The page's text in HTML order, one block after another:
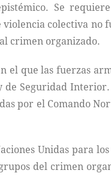
Se
colectiva no
crimen organizado.
que las fuerzas
de Seguridad
por el Comando
Unidas para
del crimen